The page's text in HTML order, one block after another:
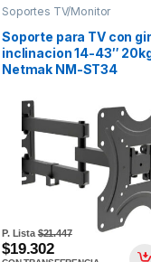
Soportes TV/Monitor
Soporte para TV con
inclinacion 14-43″
Netmak NM-ST34
P. Lista$21.447
$19.302